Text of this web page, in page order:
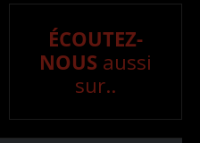
ÉCOUTEZ-
NOUS aussi
sur..